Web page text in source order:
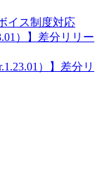
イス制度対応
）】差分リリー
）】差分リ